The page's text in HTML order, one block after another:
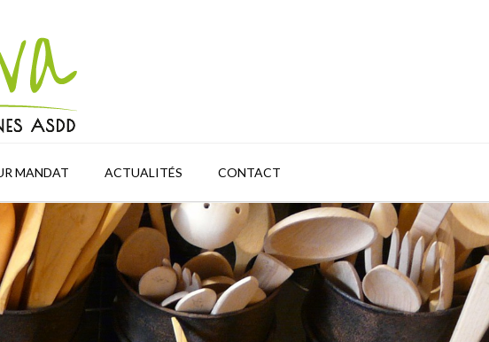
MANDAT ACTUALITÉS CONTACT